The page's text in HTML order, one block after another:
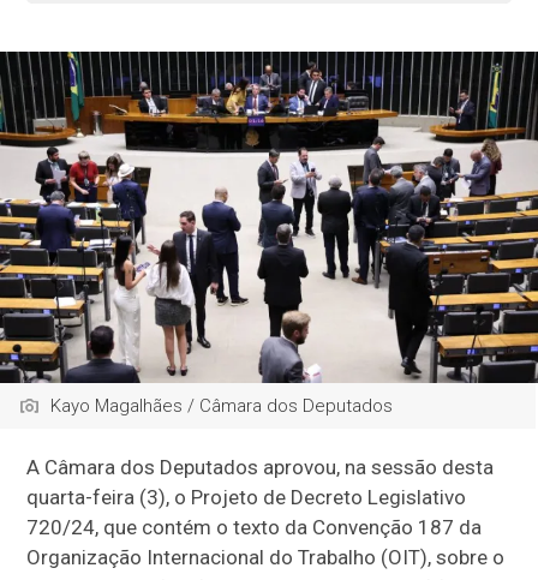
Kayo Magalhães / Câmara dos Deputados
A Câmara dos Deputados aprovou, na sessão desta
quarta-feira (3), o Projeto de Decreto Legislativo
720/24, que contém o texto da Convenção 187 da
Organização Internacional do Trabalho (OIT), sobre o